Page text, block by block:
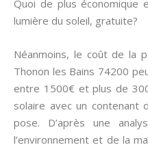
Quoi de plus
lumière du soleil, gratuite?
Néanmoins, le coût de la
Thonon les Bains 74200
entre 1500€ et plus de
solaire avec un contenant
pose. D’après une
l’environnement et de la